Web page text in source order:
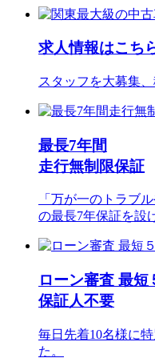
求人情報はこち
スタッフを大募集、
最長7年間
走行無制限保証
「万が一のトラブ
の最長7年保証を設
ローン審査 最短
保証人不要
毎日先着10名様に
た。